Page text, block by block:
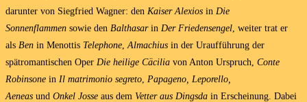
darunter von Siegfried Wagner: den Kaiser Alexios in Die
Sonnenflammen sowie den Balthasar in Der Friedensengel , weiter trat er
als Ben in Menottis Telephone Almachius in der Uraufführung der
spätromantischen Oper Die heilige Cäcilia von Anton Urspruch, Conte
Robinsone in Il matrimonio segreto Papageno, Leporello,
Aeneas und Onkel Josse aus dem Vetter aus Dingsda in Erscheinung. Dabei